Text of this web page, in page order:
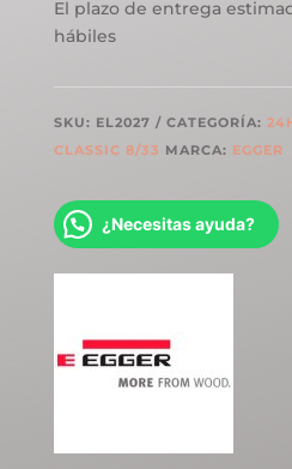
NATURAL
CANTIDAD
El plazo de entrega
hábiles
SKU: EL2027 CATEGORÍA:
CLASSIC 8/33 MARCA: EGGER
¿Necesitas ayuda?